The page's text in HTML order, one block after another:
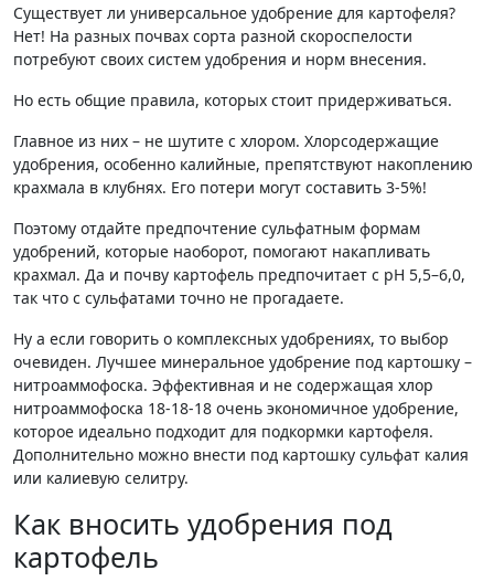
Существует ли универсальное удобрение для картофеля?
Нет! На разных почвах сорта разной скороспелости
потребуют своих систем удобрения и норм внесения.
Но есть общие правила, которых стоит придерживаться.
Главное из них – не шутите с хлором. Хлорсодержащие
удобрения, особенно калийные, препятствуют накоплению
крахмала в клубнях. Его потери могут составить 3-5%!
Поэтому отдайте предпочтение сульфатным формам
удобрений, которые наоборот, помогают накапливать
крахмал. Да и почву картофель предпочитает с рН 5,5–6,0,
так что с сульфатами точно не прогадаете.
Ну а если говорить о комплексных удобрениях, то выбор
очевиден. Лучшее минеральное удобрение под картошку –
нитроаммофоска. Эффективная и не содержащая хлор
нитроаммофоска 18-18-18 очень экономичное удобрение,
которое идеально подходит для подкормки картофеля.
Дополнительно можно внести под картошку сульфат калия
или калиевую селитру.
Как вносить удобрения под
картофель